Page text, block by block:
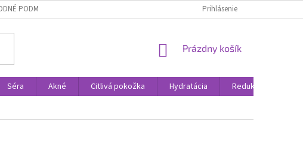
PODMIENKY BLOG
Prihlásenie
NÁKUPNÝ
Prázdny košík
Séra Akné Citlivá pokožka Hydratácia
Redukcia vrások